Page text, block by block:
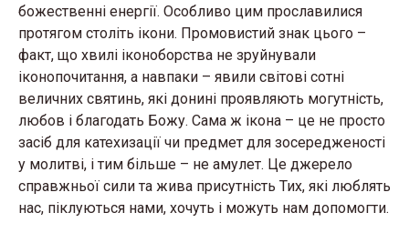
божественні енергії. Особливо цим прославилися
протягом століть ікони. Промовистий знак цього –
факт, що хвилі іконоборства не зруйнували
іконопочитання, а навпаки – явили світові сотні
величних святинь, які донині проявляють могутність,
любов і благодать Божу. Сама ж ікона – це не просто
засіб для катехизації чи предмет для зосередженості
у молитві, і тим більше – не амулет. Це джерело
справжньої сили та жива присутність Тих, які люблять
нас, піклуються нами, хочуть і можуть нам допомогти.